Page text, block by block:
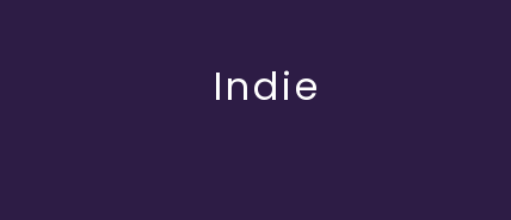
Indie